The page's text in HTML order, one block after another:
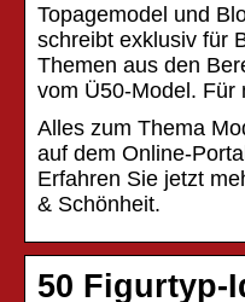
Topagemodel und
schreibt exklusiv für
Themen aus den
vom Ü50-Model.
Alles zum Thema
auf dem Online-
Erfahren Sie jetzt
& Schönheit.
50 Figurtyp-